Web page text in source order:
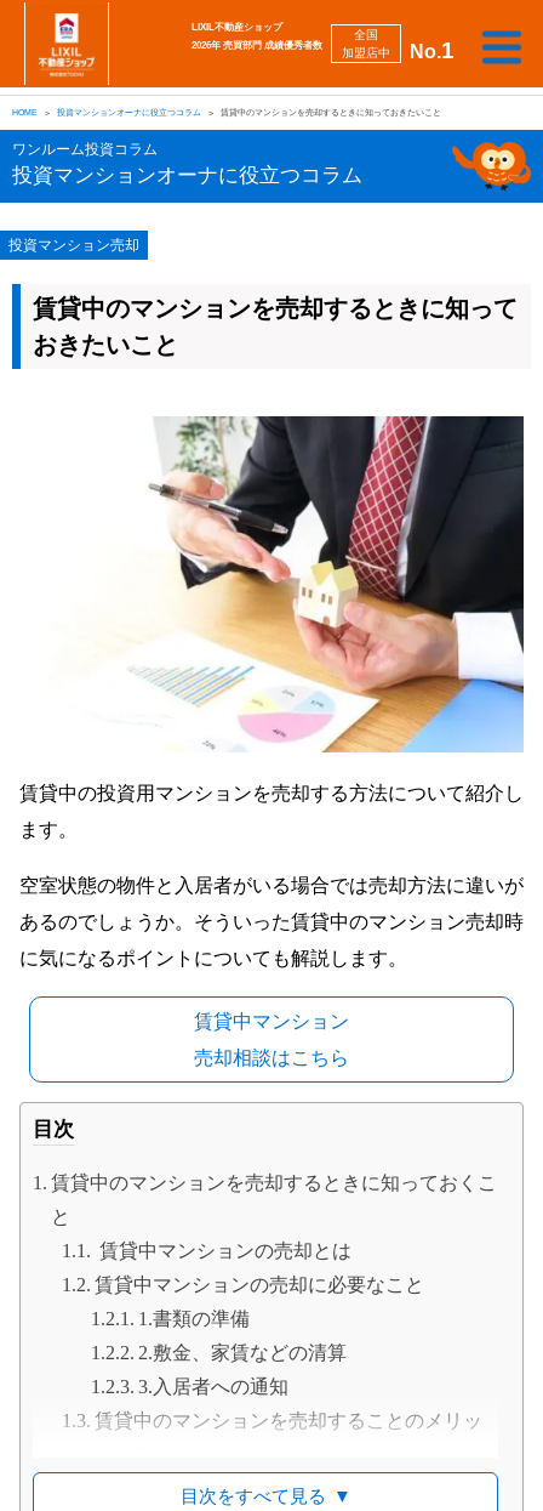
No.1
全国
加盟店中
LIXIL不動産ショップ
2026年 売買部門 成績優秀者数
売
り
た
い
買
い
た
い
相
談
し
た
い
勉
強
し
た
い
強
み
会
社
案
採
用
情
自動
査定
HOME 投資マンションオーナに役立つコラム 賃貸中のマンションを売却するときに知っておきたいこと
ワンルーム投資コラム
投資マンションオーナに役立つコラム
投資マンション売却
賃貸中のマンションを売却するときに知って
おきたいこと
賃貸中の投資用マンションを売却する方法について紹介し
ます。
空室状態の物件と入居者がいる場合では売却方法に違いが
あるのでしょうか。そういった賃貸中のマンション売却時
に気になるポイントについても解説します。
賃貸中マンション
売却相談はこちら
目次
賃貸中のマンションを売却するときに知っておくこ
と
賃貸中マンションの売却とは
賃貸中マンションの売却に必要なこと
1.書類の準備
2.敷金、家賃などの清算
3.入居者への通知
賃貸中のマンションを売却することのメリッ
メリット目次をすべて見る ▼